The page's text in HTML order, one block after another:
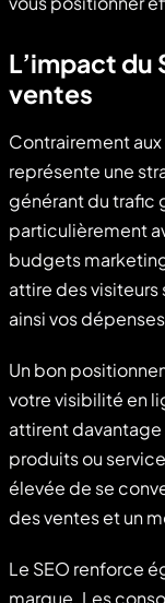
L’impact du
ventes
Contrairement
représente une
générant du trafic
particulièrement
budgets
attire des
ainsi vos
Un bon
votre visibilité en
attirent davantage
produits ou
élevée de se
des ventes et un
Le SEO renforce
marque. Les